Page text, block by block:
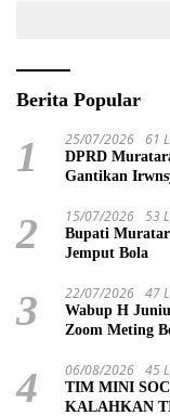
Berita Popular
1 25/07/2026 61
DPRD
Gantikan
2 15/07/2026 53
Bupati
Jemput Bola
3 22/07/2026 47
Wabup H
Zoom Meting
4 06/08/2026 45
TIM MINI
KALAHKAN